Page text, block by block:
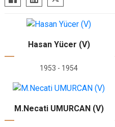
Çamlıhemşin
Derepazarı
Fındıklı
Hasan Yücer (V)
1953 - 1954
M.Necati UMURCAN (V)